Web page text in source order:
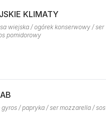
KLIMATY
wiejska / ogórek konserwowy / ser
pomidorowy
/ papryka / ser mozzarella / sos